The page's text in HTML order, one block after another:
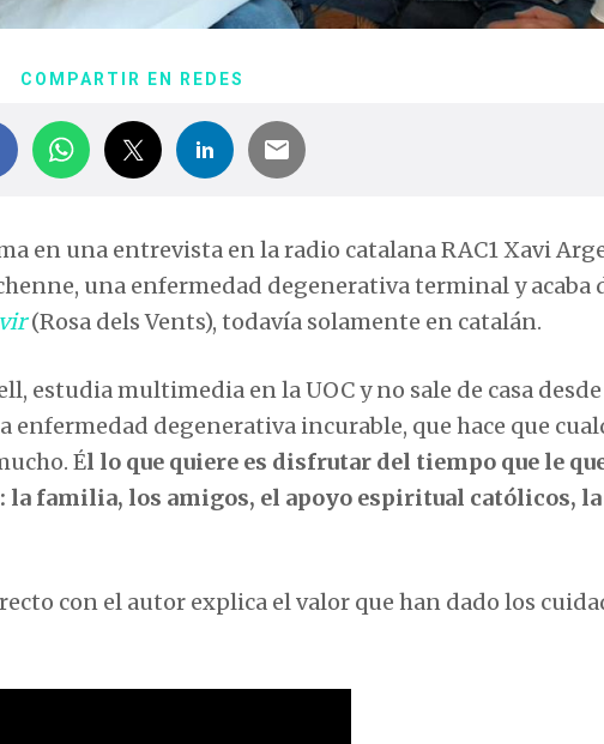
COMPARTIR EN REDES
en una entrevista en la radio catalana RAC1 Xavi
una enfermedad degenerativa terminal y acaba
(Rosa dels Vents), todavía solamente en catalán.
estudia multimedia en la UOC y no sale de casa
enfermedad degenerativa incurable, que hace que
Él lo que quiere es disfrutar del tiempo que le
la familia, los amigos, el apoyo espiritual católicos, la
con el autor explica el valor que han dado los